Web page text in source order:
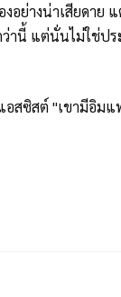
อย่างน่าเสียดาย
ว่านี้ แต่นั่นไม่ใช่ป
สซิสต์ "เขามีอิมแ